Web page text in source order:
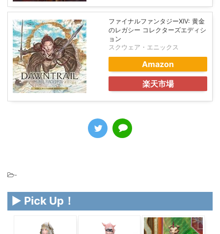
ファイナルファンタジーXIV: 黄金
のレガシー コレクターズエディシ
ョン
スクウェア・エニックス
Amazon
楽天市場
-
▶ Pick Up！